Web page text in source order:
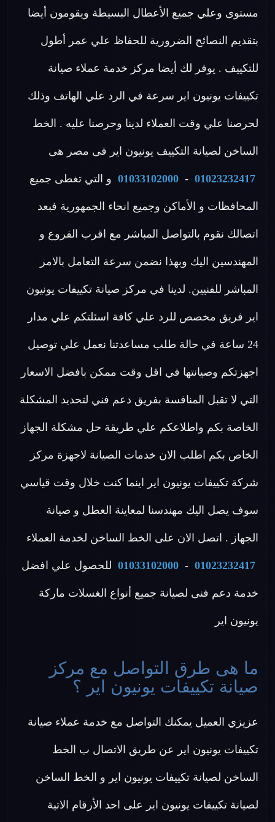
مستوى وعلي جميع الأعطال البسيطة ويقومون أيضا
بتقديم النصائح الضرورية للحفاظ علي عمر أطول
للتكييف . يوفر لك أيضا مركز خدمة عملاء صيانة
تكييفات يونيون اير سرعة في الرد علي الهاتف وذلك
لحرصنا علي وقت العملاء لدينا وحرصنا عليه . الخط
الساخن لصيانة التكييف يونيون اير فى مصر هى
01023232417
-
01033102000 و التي تغطى جميع
المحافظات و الأماكن وجميع انحاء الجمهورية فبعد
اتصالك نقوم بالتواصل المباشر مع اقرب الفروع و
المهندسين اليك وبهذا نضمن سرعة التعامل بالامر
المباشر للفنيين. لدينا في مركز صيانة تكييفات يونيون
اير فريق مخصص للرد علي كافة اسئلتكم علي مدار
24 ساعة في حالة طلب مساعدتنا نعمل علي توصيل
اجهزتكم وصيانتها في اقل وقت ممكن بافضل الاسعار
التي لا تقبل المنافسة بفريق دعم فني لتحديد المشكلة
الخاصة بكم واطلاعكم علي طريقة حل مشكلة الجهاز
الخاص بكم اطلب الان خدمات الصيانة لاجهزة مركز
شركة تكييفات يونيون اير اينما كنت خلال وقت قياسي
سوف يصل اليك مهندسنا لمعاينة العطل و صيانة
الجهاز . اتصل الان على الخط الساخن لخدمة العملاء
01023232417
-
01033102000 للحصول علي افضل
خدمة دعم فنى لصيانة جميع أنواع الغسلات ماركة
يونيون اير
ما هى طرق التواصل مع مركز
صيانة تكييفات يونيون اير ؟
عزيزي العميل يمكنك التواصل مع خدمة عملاء صيانة
تكييفات يونيون اير عن طريق الاتصال ب الخط
الساخن لصيانة تكييفات يونيون اير و الخط الساخن
لصيانة تكييفات يونيون اير على احد الأرقام الاتية